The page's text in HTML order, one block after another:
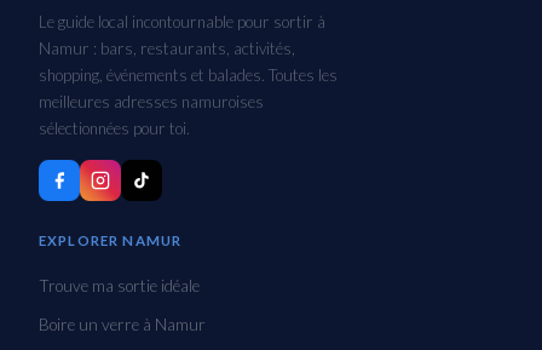
Le guide local incontournable pour sortir à
Namur : bars, restaurants, activités,
shopping, événements et balades. Toutes les
meilleures adresses namuroises
sélectionnées pour toi.
EXPLORER NAMUR
Trouve ma sortie idéale
Boire un verre à Namur